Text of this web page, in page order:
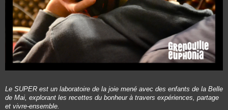
Le SUPER est un laboratoire de la joie mené avec des enfants de la Belle
de Mai, explorant les recettes du bonheur à travers expériences, partage
et vivre-ensemble.